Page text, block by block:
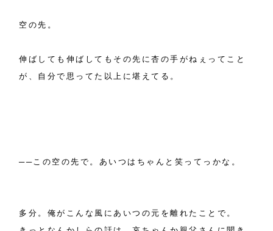
空の先。
伸ばしても伸ばしてもその先に杏の手がねぇってこと
が、自分で思ってた以上に堪えてる。
──この空の先で。あいつはちゃんと笑ってっかな。
多分。俺がこんな風にあいつの元を離れたことで。